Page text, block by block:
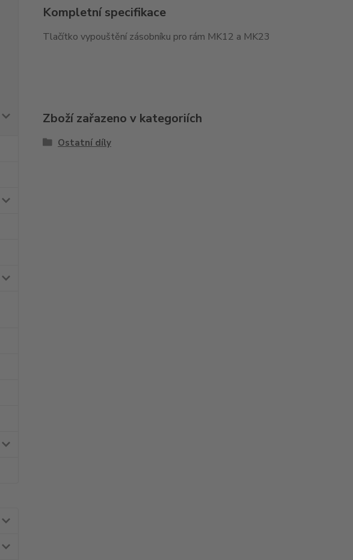
Kompletní specifikace
Tlačítko vypouštění zásobníku pro rám MK12 a MK23
Zboží zařazeno v kategoriích
Ostatní díly